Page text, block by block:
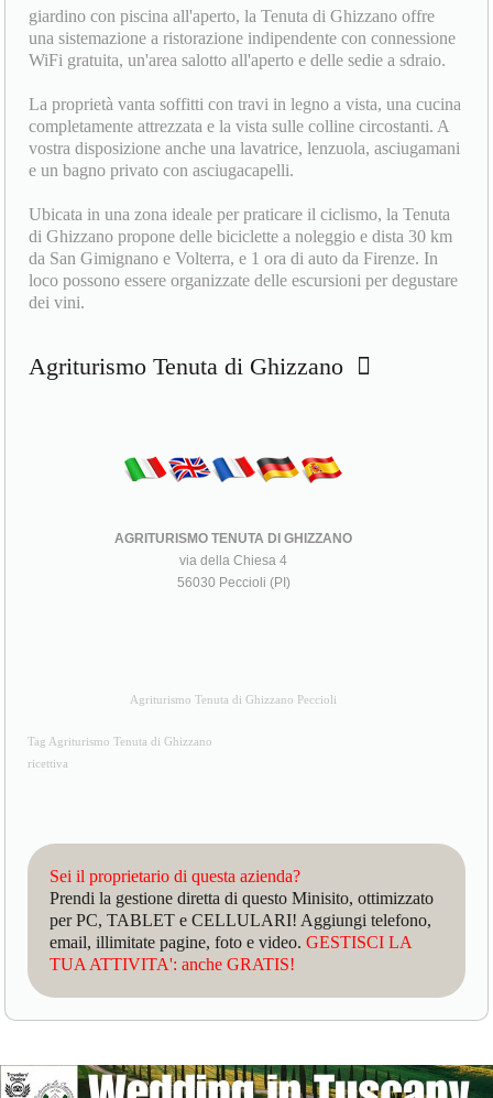
giardino con piscina all'aperto, la Tenuta di Ghizzano offre
una sistemazione a ristorazione indipendente con connessione
WiFi gratuita, un'area salotto all'aperto e delle sedie a sdraio.
La proprietà vanta soffitti con travi in ​​legno a vista, una cucina
completamente attrezzata e la vista sulle colline circostanti. A
vostra disposizione anche una lavatrice, lenzuola, asciugamani
e un bagno privato con asciugacapelli.
Ubicata in una zona ideale per praticare il ciclismo, la Tenuta
di Ghizzano propone delle biciclette a noleggio e dista 30 km
da San Gimignano e Volterra, e 1 ora di auto da Firenze. In
loco possono essere organizzate delle escursioni per degustare
dei vini.
Agriturismo Tenuta di Ghizzano
AGRITURISMO TENUTA DI GHIZZANO
via della Chiesa 4
56030 Peccioli (PI)
Agriturismo Tenuta di Ghizzano Peccioli
Tag Agriturismo Tenuta di Ghizzano
ricettiva
Sei il proprietario di questa azienda?
Prendi la gestione diretta di questo Minisito, ottimizzato
per PC, TABLET e CELLULARI! Aggiungi telefono,
email, illimitate pagine, foto e video.GESTISCI LA
TUA ATTIVITA': anche GRATIS!